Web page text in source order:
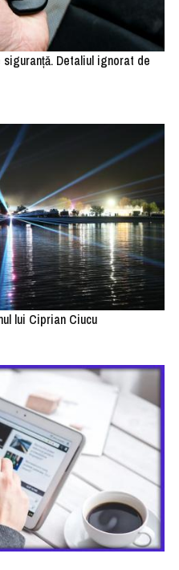
Detaliul ignorat de
lui Ciprian Ciucu